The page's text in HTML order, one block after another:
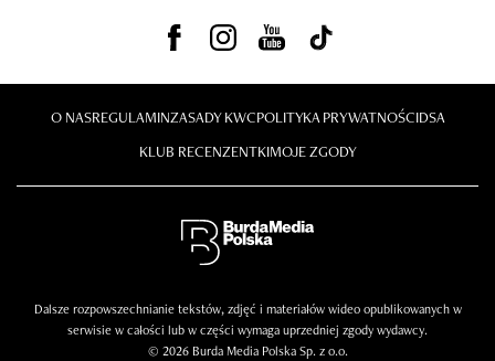
O NASREGULAMINZASADY KWCPOLITYKA PRYWATNOŚCIDSA
KLUB RECENZENTKIMOJE ZGODY
Dalsze rozpowszechnianie tekstów, zdjęć i materiałów wideo opublikowanych w
serwisie w całości lub w części wymaga uprzedniej zgody wydawcy.
© 2026 Burda Media Polska Sp. z o.o.